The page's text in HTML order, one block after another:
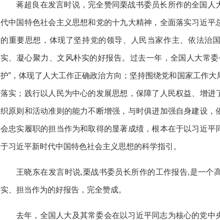
蒋超良在发言时说，完全赞同栗战书委员长所作的全国
代中国特色社会主义思想和党的十九大精神，全面落实习近
的重要思想，体现了坚持党的领导、人民当家作主、依法治
实、凝心聚力、文风朴实的好报告。过去一年，全国人大常
护”，体现了人大工作正确政治方向；坚持围绕党和国家工作
落实；践行以人民为中心的发展思想，保障了人民权益、增
织原则和活动准则的能力不断增强，与时俱进加强自身建设
会忠实履职的担当作为和取得的显著成绩，根本在于以习近
于习近平新时代中国特色社会主义思想的科学指引。
王晓东在发言时说,栗战书委员长所作的工作报告,是一个
实、担当作为的好报告，完全赞成。
去年，全国人大及其常委会在以习近平同志为核心的党